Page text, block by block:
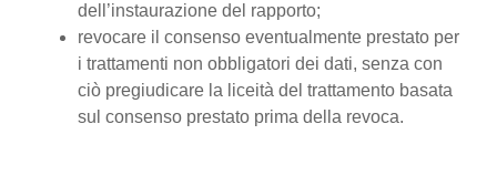
dell’instaurazione del rapporto;
revocare il consenso eventualmente prestato per
i trattamenti non obbligatori dei dati, senza con
ciò pregiudicare la liceità del trattamento basata
sul consenso prestato prima della revoca.